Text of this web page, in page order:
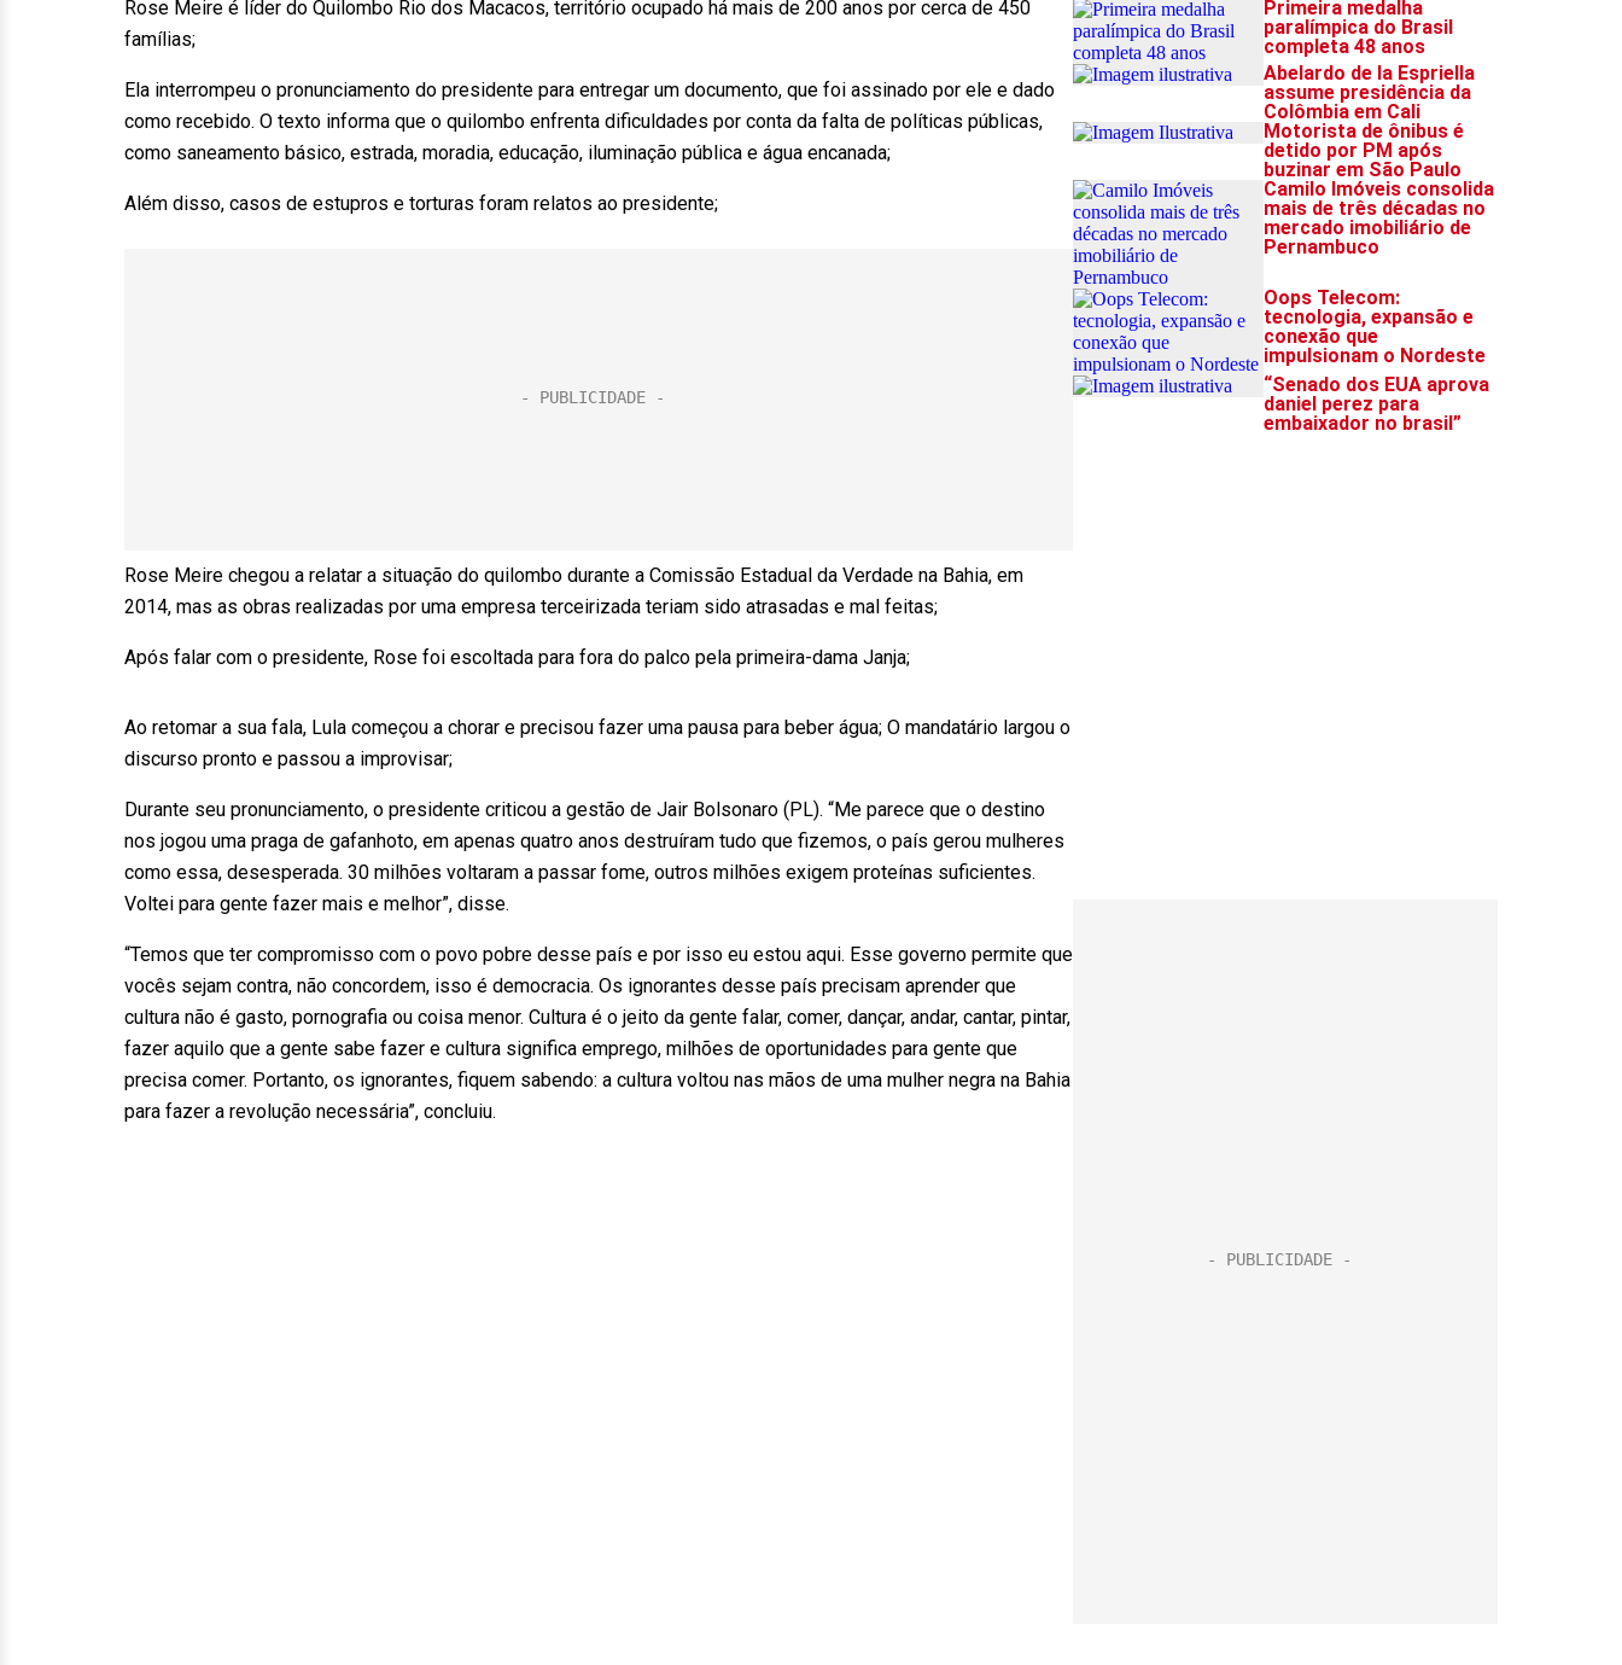
Rose Meire é líder do Quilombo Rio dos Macacos, território ocupado há mais de 200 anos por cerca de 450
famílias;
Ela interrompeu o pronunciamento do presidente para entregar um documento, que foi assinado por ele e dado
como recebido. O texto informa que o quilombo enfrenta dificuldades por conta da falta de políticas públicas,
como saneamento básico, estrada, moradia, educação, iluminação pública e água encanada;
Além disso, casos de estupros e torturas foram relatos ao presidente;
Rose Meire chegou a relatar a situação do quilombo durante a Comissão Estadual da Verdade na Bahia, em
2014, mas as obras realizadas por uma empresa terceirizada teriam sido atrasadas e mal feitas;
Após falar com o presidente, Rose foi escoltada para fora do palco pela primeira-dama Janja;
Ao retomar a sua fala, Lula começou a chorar e precisou fazer uma pausa para beber água; O mandatário largou o
discurso pronto e passou a improvisar;
Durante seu pronunciamento, o presidente criticou a gestão de Jair Bolsonaro (PL). “Me parece que o destino
nos jogou uma praga de gafanhoto, em apenas quatro anos destruíram tudo que fizemos, o país gerou mulheres
como essa, desesperada. 30 milhões voltaram a passar fome, outros milhões exigem proteínas suficientes.
Voltei para gente fazer mais e melhor”, disse.
“Temos que ter compromisso com o povo pobre desse país e por isso eu estou aqui. Esse governo permite que
vocês sejam contra, não concordem, isso é democracia. Os ignorantes desse país precisam aprender que
cultura não é gasto, pornografia ou coisa menor. Cultura é o jeito da gente falar, comer, dançar, andar, cantar, pintar,
fazer aquilo que a gente sabe fazer e cultura significa emprego, milhões de oportunidades para gente que
precisa comer. Portanto, os ignorantes, fiquem sabendo: a cultura voltou nas mãos de uma mulher negra na Bahia
para fazer a revolução necessária”, concluiu.